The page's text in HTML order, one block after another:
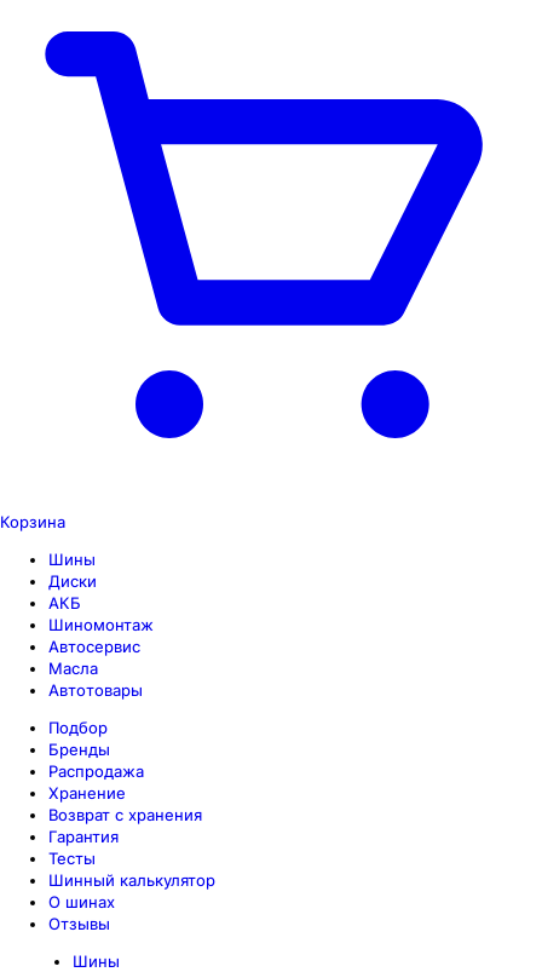
Корзина
Шины
Диски
АКБ
Шиномонтаж
Автосервис
Масла
Автотовары
Подбор
Бренды
Распродажа
Хранение
Возврат с хранения
Гарантия
Тесты
Шинный калькулятор
О шинах
Отзывы
Шины